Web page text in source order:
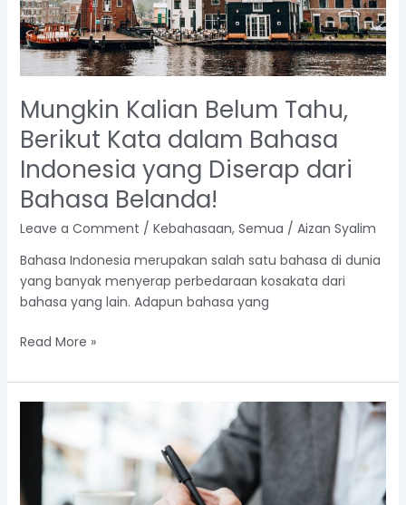
Mungkin Kalian Belum Tahu,
Berikut Kata dalam Bahasa
Indonesia yang Diserap dari
Bahasa Belanda!
Leave a Comment / Kebahasaan, Semua / Aizan Syalim
Bahasa Indonesia merupakan salah satu bahasa di dunia
yang banyak menyerap perbedaraan kosakata dari
bahasa yang lain. Adapun bahasa yang
Indonesia
yang
Diserap
dari
Belanda!
Read More »
Journaling?
Berikut
Cara